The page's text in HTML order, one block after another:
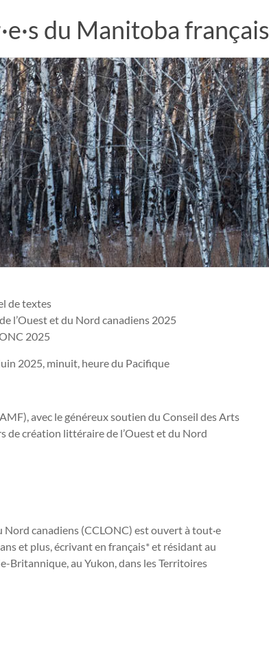
du Manitoba français
de textes
l’Ouest et du Nord canadiens 2025
2025
2025, minuit, heure du Pacifique
avec le généreux soutien du Conseil des Arts
de création littéraire de l’Ouest et du Nord
canadiens (CCLONC) est ouvert à tout·e
et plus, écrivant en français* et résidant au
Britannique, au Yukon, dans les Territoires